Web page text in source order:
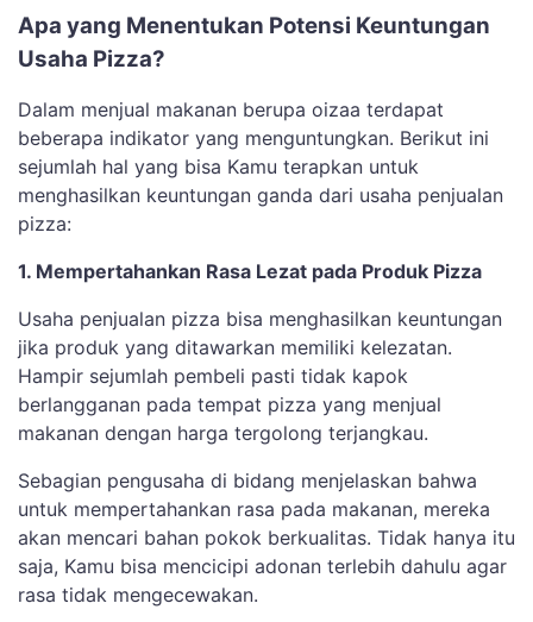
Apa yang Menentukan Potensi Keuntungan
Usaha Pizza?
Dalam menjual makanan berupa oizaa terdapat
beberapa indikator yang menguntungkan. Berikut ini
sejumlah hal yang bisa Kamu terapkan untuk
menghasilkan keuntungan ganda dari usaha penjualan
pizza:
1. Mempertahankan Rasa Lezat pada Produk Pizza
Usaha penjualan pizza bisa menghasilkan keuntungan
jika produk yang ditawarkan memiliki kelezatan.
Hampir sejumlah pembeli pasti tidak kapok
berlangganan pada tempat pizza yang menjual
makanan dengan harga tergolong terjangkau.
Sebagian pengusaha di bidang menjelaskan bahwa
untuk mempertahankan rasa pada makanan, mereka
akan mencari bahan pokok berkualitas. Tidak hanya itu
saja, Kamu bisa mencicipi adonan terlebih dahulu agar
rasa tidak mengecewakan.